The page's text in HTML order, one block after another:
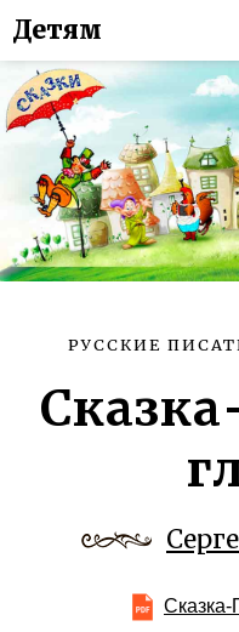
Детям
РУССКИЕ
Сказка-